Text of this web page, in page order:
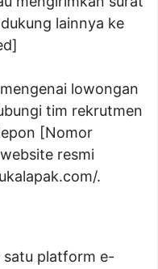
lainnya ke
lowongan
tim rekrutmen
[Nomor
resmi
.
satu platform e-